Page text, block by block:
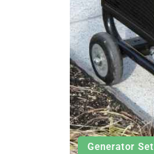
Generator Set